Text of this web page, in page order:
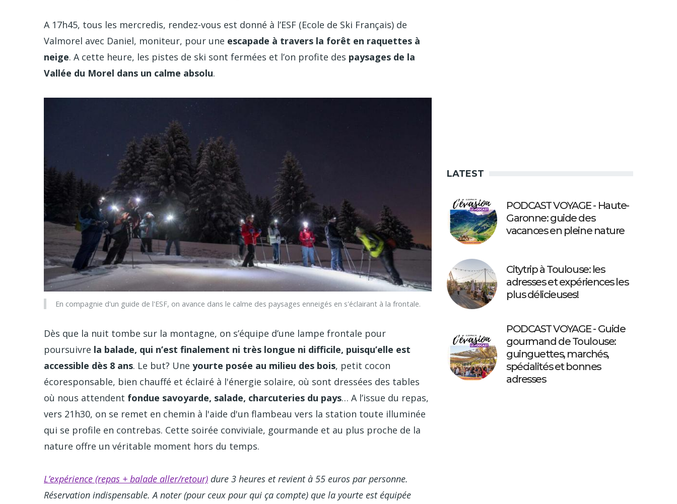
A 17h45, tous les mercredis, rendez-vous est donné à l’ESF (Ecole de Ski Français) de
Valmorel avec Daniel, moniteur, pour une escapade à travers la forêt en raquettes à
neige. A cette heure, les pistes de ski sont fermées et l’on profite des paysages de la
Vallée du Morel dans un calme absolu.
En compagnie d'un guide de l'ESF, on avance dans le calme des paysages enneigés en s'éclairant à la frontale.
Dès que la nuit tombe sur la montagne, on s’équipe d’une lampe frontale pour
poursuivre la balade, qui n’est finalement ni très longue ni difficile, puisqu’elle est
accessible dès 8 ans. Le but? Une yourte posée au milieu des bois, petit cocon
écoresponsable, bien chauffé et éclairé à l'énergie solaire, où sont dressées des tables
où nous attendent fondue savoyarde, salade, charcuteries du pays… A l’issue du repas,
vers 21h30, on se remet en chemin à l'aide d'un flambeau vers la station toute illuminée
qui se profile en contrebas. Cette soirée conviviale, gourmande et au plus proche de la
nature offre un véritable moment hors du temps.
L’expérience (repas + balade aller/retour) dure 3 heures et revient à 55 euros par personne.
Réservation indispensable. A noter (pour ceux pour qui ça compte) que la yourte est équipée
LATEST
PODCAST VOYAGE - Haute-
Garonne: guide des
vacances en pleine nature
Citytrip à Toulouse: les
adresses et expériences les
plus délicieuses!
PODCAST VOYAGE - Guide
gourmand de Toulouse:
guinguettes, marchés,
spécialités et bonnes
adresses